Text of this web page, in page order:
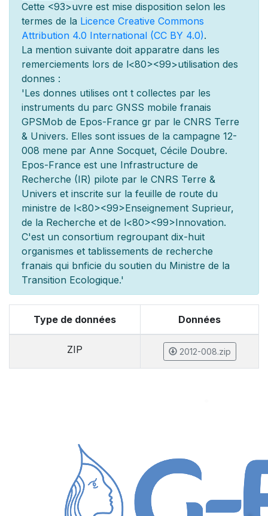
Cette <93>uvre est mise disposition selon les
termes de la Licence Creative Commons
Attribution 4.0 International (CC BY 4.0).
La mention suivante doit apparatre dans les
remerciements lors de l<80><99>utilisation des
donnes :
'Les donnes utilises ont t collectes par les
instruments du parc GNSS mobile franais
GPSMob de Epos-France gr par le CNRS Terre
& Univers. Elles sont issues de la campagne 12-
008 mene par Anne Socquet, Cécile Doubre.
Epos-France est une Infrastructure de
Recherche (IR) pilote par le CNRS Terre &
Univers et inscrite sur la feuille de route du
ministre de l<80><99>Enseignement Suprieur,
de la Recherche et de l<80><99>Innovation.
C'est un consortium regroupant dix-huit
organismes et tablissements de recherche
franais qui bnficie du soutien du Ministre de la
Transition Ecologique.'
Type de données Données
ZIP 2012-008.zip